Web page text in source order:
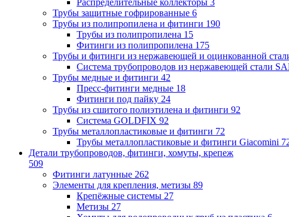
Трубы защитные гофрированные 6
Трубы из полипропилена и фитинги 190
Трубы из полипропилена 15
Фитинги из полипропилена 175
Трубы и фитинги из нержавеющей и оцинкованной
Система трубопроводов из нержавеющей стали
Трубы медные и фитинги 42
Пресс-фитинги медные 18
Фитинги под пайку 24
Трубы из сшитого полиэтилена и фитинги 92
Система GOLDFIX 92
Трубы металлопластиковые и фитинги 72
Трубы металлопластиковые и фитинги Giacomini
Детали трубопроводов, фитинги, хомуты, крепеж
509
Фитинги латунные 262
Элементы для крепления, метизы 89
Крепёжные системы 27
Метизы 27